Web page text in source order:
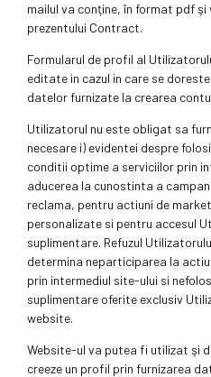
mailul va conţine, în format pdf şi
prezentului Contract.
Formularul de profil al
editate in cazul in care se
datelor furnizate la crearea
Utilizatorul nu este obligat sa
necesare i) evidentei despre
conditii optime a serviciilor prin
aducerea la cunostinta a
reclama, pentru actiuni de
personalizate si pentru accesul
suplimentare. Refuzul
determina neparticiparea la
prin intermediul site-ului si
suplimentare oferite exclusiv
website.
Website-ul va putea fi utilizat şi
creeze un profil prin furnizarea